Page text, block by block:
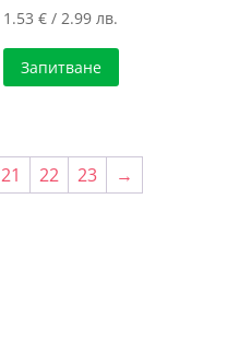
1.53€ / 2.99 лв.
Запитване
21 22 23 →